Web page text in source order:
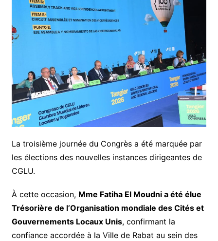
La troisième journée du Congrès a été marquée par
les élections des nouvelles instances dirigeantes de
CGLU.
À cette occasion, Mme Fatiha El Moudni a été élue
Trésorière de l’Organisation mondiale des Cités et
Gouvernements Locaux Unis, confirmant la
confiance accordée à la Ville de Rabat au sein des